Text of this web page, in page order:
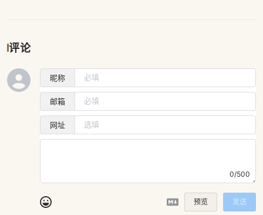
评论
昵称
邮箱
网址
0/500
预览 发送